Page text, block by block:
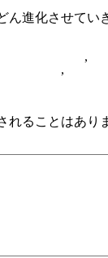
ん進化させてい
,
,
れることはあり